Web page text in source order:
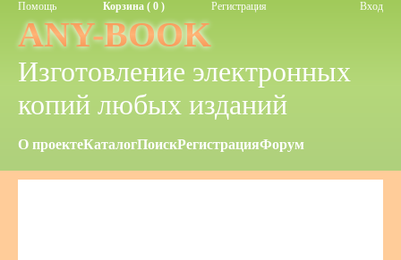
Помощь Корзина ( 0 ) Регистрация Вход
ANY-BOOK
Изготовление электронных
копий любых изданий
О проектеКаталогПоискРегистрацияФорум